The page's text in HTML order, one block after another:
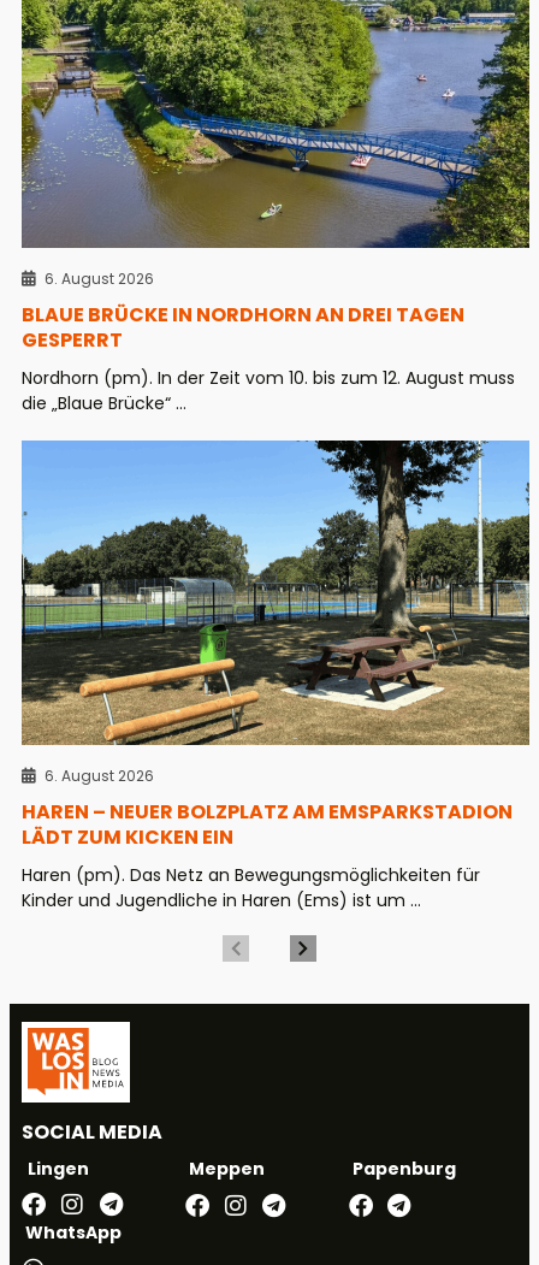
6. August 2026
BLAUE BRÜCKE IN NORDHORN AN DREI TAGEN
GESPERRT
Nordhorn (pm). In der Zeit vom 10. bis zum 12. August muss
die „Blaue Brücke“ ...
6. August 2026
HAREN – NEUER BOLZPLATZ AM EMSPARKSTADION
LÄDT ZUM KICKEN EIN
Haren (pm). Das Netz an Bewegungsmöglichkeiten für
Kinder und Jugendliche in Haren (Ems) ist um ...
SOCIAL MEDIA
Lingen Meppen Papenburg
WhatsApp